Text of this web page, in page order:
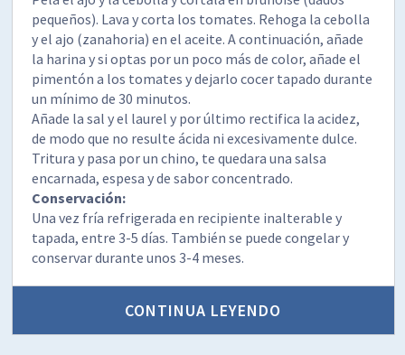
pequeños). Lava y corta los tomates. Rehoga la cebolla
y el ajo (zanahoria) en el aceite. A continuación, añade
la harina y si optas por un poco más de color, añade el
pimentón a los tomates y dejarlo cocer tapado durante
un mínimo de 30 minutos.
Añade la sal y el laurel y por último rectifica la acidez,
de modo que no resulte ácida ni excesivamente dulce.
Tritura y pasa por un chino, te quedara una salsa
encarnada, espesa y de sabor concentrado.
Conservación:
Una vez fría refrigerada en recipiente inalterable y
tapada, entre 3-5 días. También se puede congelar y
conservar durante unos 3-4 meses.
CONTINUA LEYENDO